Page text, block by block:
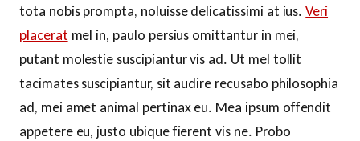
tota nobis prompta, noluisse delicatissimi at ius.Veri
placerat mel in, paulo persius omittantur in mei,
putant molestie suscipiantur vis ad. Ut mel tollit
tacimates suscipiantur, sit audire recusabo philosophia
ad, mei amet animal pertinax eu. Mea ipsum offendit
appetere eu, justo ubique fierent vis ne. Probo